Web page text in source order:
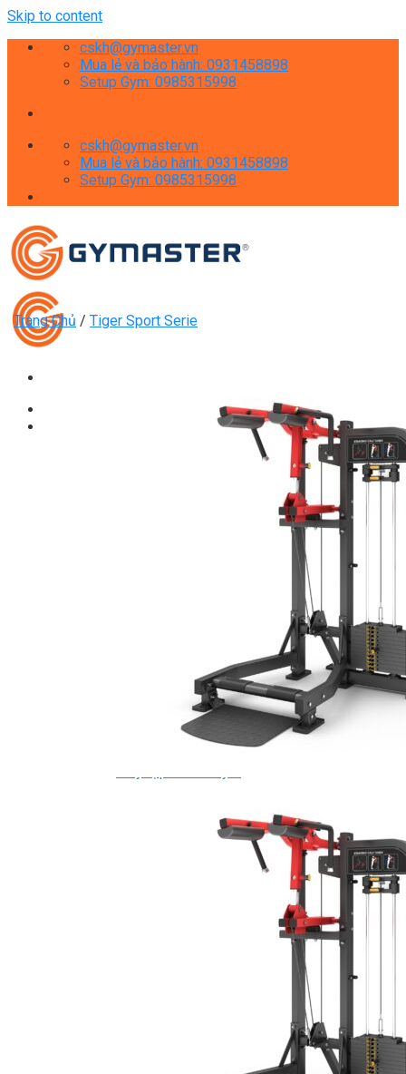
Skip to content
cskh@gymaster.vn
Mua lẻ và bảo hành: 0931458898
Setup Gym: 0985315998
cskh@gymaster.vn
Mua lẻ và bảo hành: 0931458898
Setup Gym: 0985315998
Máy tập phục hồi chức năng
Thiết Bị Phòng Gym chuyên dụng
Máy Khối Tập Với Cáp
Máy khối đa năng
Ghế Tập Đa Năng
Khung Tập Tạ Rời
Xe đạp ngồi có tựa lưng Spirit
Máy trượt tuyết Spirit
Máy chèo thuyền Spirit
Trang Chủ / Tiger Sport Serie